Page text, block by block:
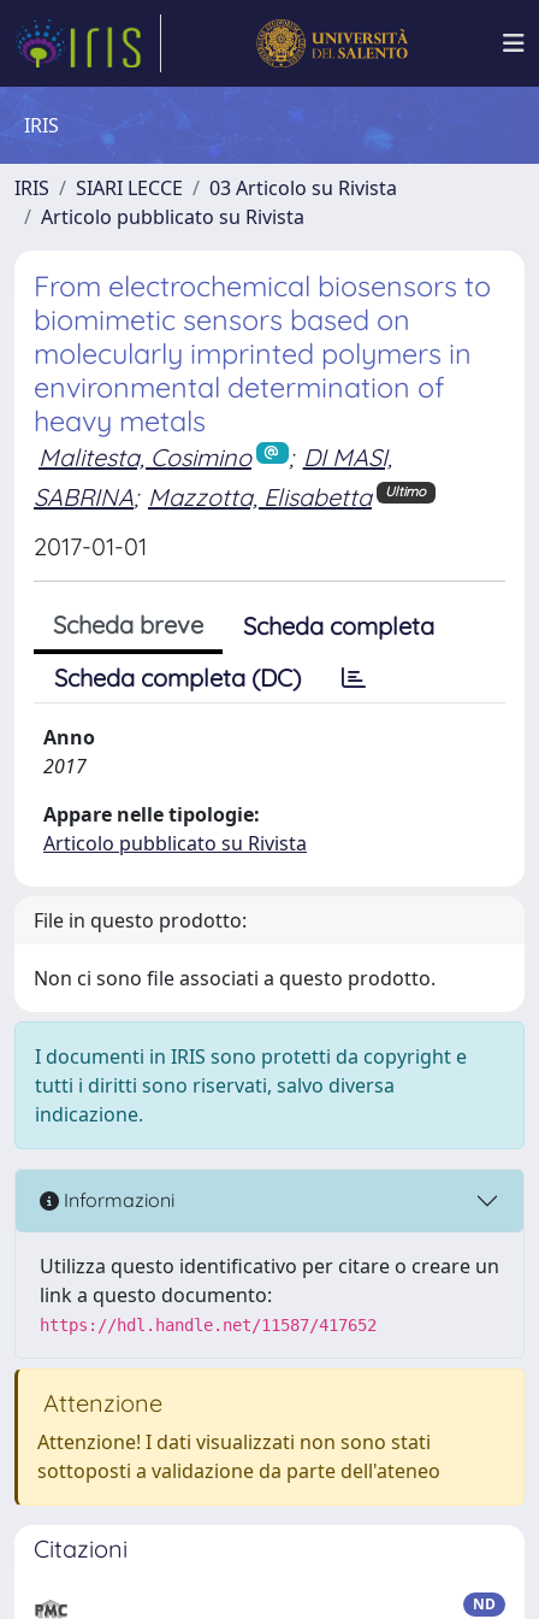
IRIS
IRIS SIARI LECCE
03 Articolo su Rivista
Articolo pubblicato su Rivista
From electrochemical biosensors to
biomimetic sensors based on
molecularly imprinted polymers in
environmental determination of
heavy metals
Malitesta, Cosimino ; DI MASI,
SABRINA; Mazzotta, Elisabetta Ultimo
2017-01-01
Scheda breve
Scheda completa
Scheda completa (DC)
Anno
2017
Appare nelle tipologie:
Articolo pubblicato su Rivista
File in questo prodotto:
Non ci sono file associati a questo prodotto.
I documenti in IRIS sono protetti da copyright e
tutti i diritti sono riservati, salvo diversa
indicazione.
Informazioni
Utilizza questo identificativo per citare o creare un
link a questo documento:
https://hdl.handle.net/11587/417652
Attenzione
Attenzione! I dati visualizzati non sono stati
sottoposti a validazione da parte dell'ateneo
Citazioni
ND